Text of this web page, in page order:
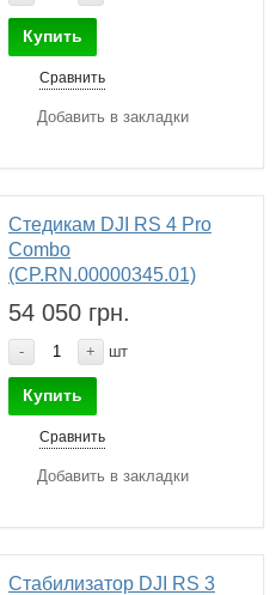
Купить
Сравнить
Добавить в закладки
Стедикам DJI RS 4 Pro
Combo
(CP.RN.00000345.01)
54 050 грн.
- + шт
Купить
Сравнить
Добавить в закладки
Стабилизатор DJI RS 3